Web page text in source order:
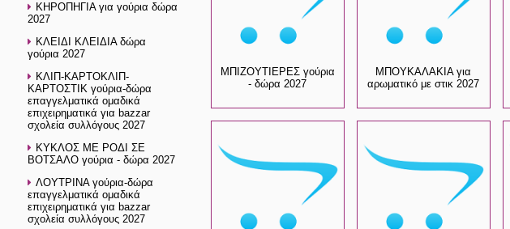
ΚΗΡΟΠΗΓΙΑ για γούρια δώρα
2027
ΚΛΕΙΔΙ ΚΛΕΙΔΙΑ δώρα
γούρια 2027
ΚΛΙΠ-ΚΑΡΤΟΚΛΙΠ-
ΚΑΡΤΟΣΤΙΚ γούρια-δώρα
επαγγελματικά ομαδικά
επιχειρηματικά για bazzar
σχολεία συλλόγους 2027
ΚΥΚΛΟΣ ΜΕ ΡΟΔΙ ΣΕ
ΒΟΤΣΑΛΟ γούρια - δώρα 2027
ΛΟΥΤΡΙΝΑ γούρια-δώρα
επαγγελματικά ομαδικά
επιχειρηματικά για bazzar
σχολεία συλλόγους 2027
ΜΠΙΖΟΥΤΙΕΡΕΣ γούρια
- δώρα 2027
ΜΠΟΥΚΑΛΑΚΙΑ για
αρωματικό με στικ 2027